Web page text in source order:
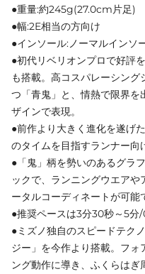
●重量:約245g(27.0cm片足)
●幅:2E相当の方向け
●インソール:ノーマルインソ
●初代リベリオンプロで好評
も搭載。高コスパレーシン
つ「青鬼」と、情熱で限界
ザインで表現。
●前作より大きく進化を遂げ
のタイムを目指すランナー向
●「鬼」柄を勢いのあるグラ
ックで、ランニングウエアや
ータルコーディネートが可能
●推奨ペースは3分30秒～5分/
●ミズノ独自のスピードテク
ジー」を今作より搭載。フ
ング動作に導き、ふくらはぎ